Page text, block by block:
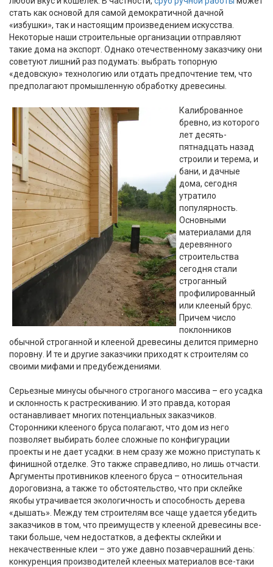
стать как основой для самой демократичной дачной
«избушки», так и настоящим произведением искусства.
Некоторые наши строительные организации отправляют
такие дома на экспорт. Однако отечественному заказчику они
советуют лишний раз подумать: выбрать топорную
«дедовскую» технологию или отдать предпочтение тем, что
предполагают промышленную обработку древесины.
Калиброванное
бревно, из которого
лет десять-
пятнадцать назад
строили и терема, и
бани, и дачные
дома, сегодня
утратило
популярность.
Основными
материалами для
деревянного
строительства
сегодня стали
строганный
профилированный
или клееный брус.
Причем число
поклонников
обычной строганной и клееной древесины делится примерно
поровну. И те и другие заказчики приходят к строителям со
своими мифами и предубеждениями.
Серьезные минусы обычного строганого массива – его усадка
и склонность к растрескиванию. И это правда, которая
останавливает многих потенциальных заказчиков.
Сторонники клееного бруса полагают, что дом из него
позволяет выбирать более сложные по конфигурации
проекты и не дает усадки: в нем сразу же можно приступать к
финишной отделке. Это также справедливо, но лишь отчасти.
Аргументы противников клееного бруса – относительная
дороговизна, а также то обстоятельство, что при склейке
якобы утрачивается экологичность и способность дерева
«дышать». Между тем строителям все чаще удается убедить
заказчиков в том, что преимуществ у клееной древесины все-
таки больше, чем недостатков, а дефекты склейки и
некачественные клеи – это уже давно позавчерашний день:
конкуренция производителей клееных материалов все-таки